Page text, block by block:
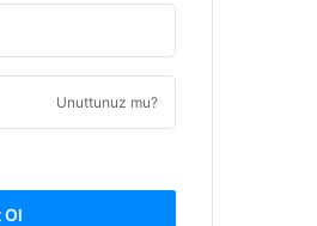
Unuttunuz mu?
Ol